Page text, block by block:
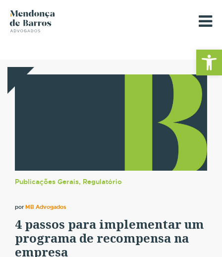
Barra de
Publicações Gerais, Regulatório
porMB Advogados
4 passos para implementar um
programa de recompensa na
empresa